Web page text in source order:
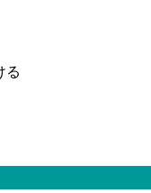
る